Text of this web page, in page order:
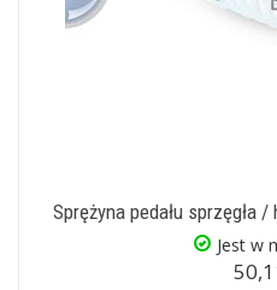
Sprężyna pedału sprzęgła
Jest w